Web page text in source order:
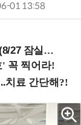
01 13:58
잠실역)